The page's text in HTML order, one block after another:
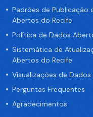
Padrões de Publicação
Abertos do Recife
Política de Dados
Sistemática de
Abertos do Recife
Visualizações de Dados
Perguntas Frequentes
Agradecimentos